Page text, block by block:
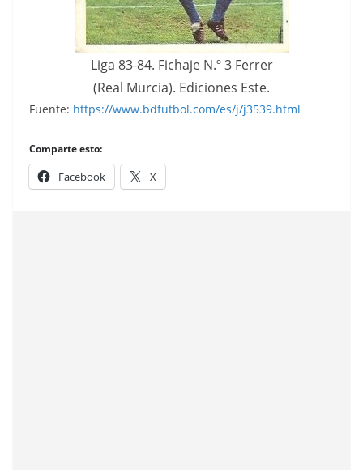
Liga 83-84. Fichaje N.º 3 Ferrer
(Real Murcia). Ediciones Este.
Fuente: https://www.bdfutbol.com/es/j/j3539.html
Comparte esto:
Facebook X